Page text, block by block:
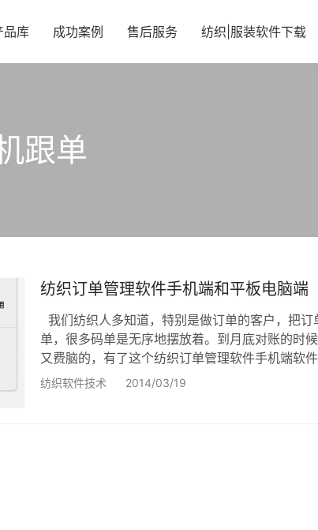
品库 成功案例 售后服务 纺织|服装软件下载
跟单
纺织订单管理软件手机端和平板电脑端
我们纺织人多知道，特别是做订单的客户，把
单，很多码单是无序地摆放着。到月底对账的时
又费脑的，有了这个纺织订单管理软件手机端软
回来的码单，用手机拍照一下，输入米数码数的
纺织软件技术 2014/03/19